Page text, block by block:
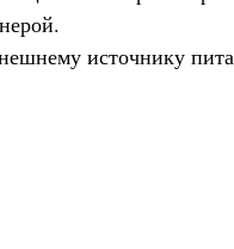
источнику